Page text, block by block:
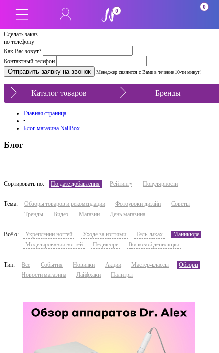
Сделать заказ
по телефону
Как Вас зовут?
Контактный телефон
Менеджер свяжется с Вами в течение 10-ти минут!
0
0
Каталог товаров Бренды
Главная страница
•
Блог магазина NailBox
Блог
Сортировать по: По дате добавления Рейтингу Популярности
Тема: Обзоры товаров и рекомендации Фотоуроки дизайн
Советы
Тренды
Видео Магазин День магазина
Всё о: Укреплении ногтей Уходе за ногтями Гель-лаках
Маникюре
Моделировании ногтей
Педикюре Восковой депиляции
Тип: Все События Новинки Акции Мастер-классы
Обзоры
Новости магазина
Лайфхаки Палитры